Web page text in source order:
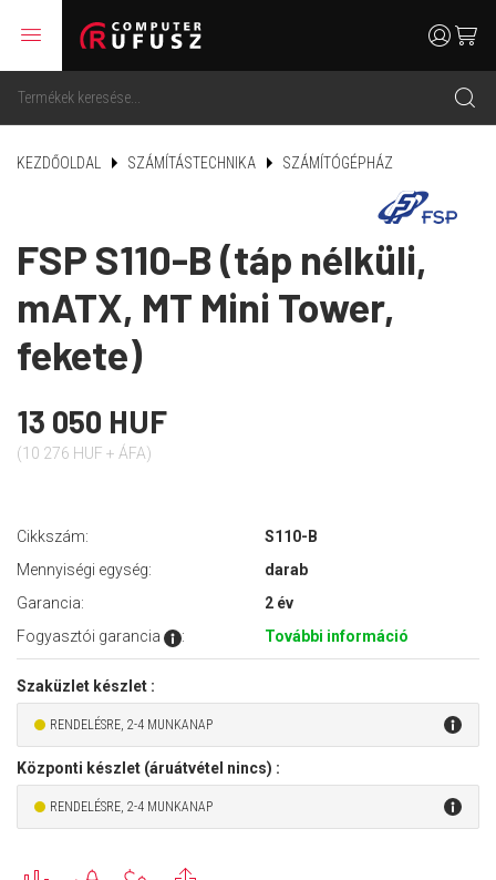
menu
search
usercart
KEZDŐOLDAL SZÁMÍTÁSTECHNIKA SZÁMÍTÓGÉPHÁZ
FSP S110-B (táp nélküli,
mATX, MT Mini Tower,
fekete)
13 050 HUF
(10 276 HUF + ÁFA)
Cikkszám:
S110-B
Mennyiségi egység:
darab
Garancia:
2 év
Fogyasztói garancia
: További információ
Szaküzlet készlet :
RENDELÉSRE, 2-4 MUNKANAP
Központi készlet (áruátvétel nincs) :
RENDELÉSRE, 2-4 MUNKANAP